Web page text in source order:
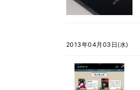
2013年04月03日(水)